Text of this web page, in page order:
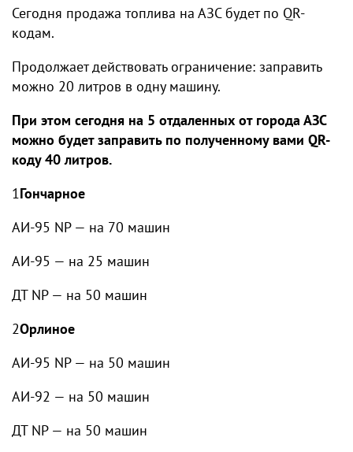
Сегодня продажа топлива на АЗС будет по QR-
кодам.
Продолжает действовать ограничение: заправить
можно 20 литров в одну машину.
При этом сегодня на 5 отдаленных от города АЗС
можно будет заправить по полученному вами QR-
коду 40 литров.
1Гончарное
АИ-95 NP — на 70 машин
АИ-95 — на 25 машин
ДТ NP — на 50 машин
2Орлиное
АИ-95 NP — на 50 машин
АИ-92 — на 50 машин
ДТ NP — на 50 машин